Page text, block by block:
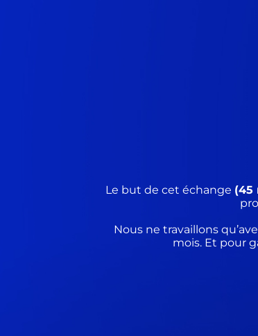
Le but de cet échange (45
Nous ne travaillons
mois. Et pour